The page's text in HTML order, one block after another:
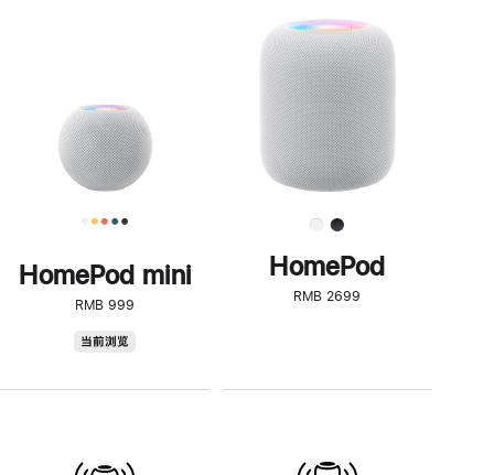
HomePod mini
RMB 999
当前浏览
步
了
解
HomePod<
HomePod
RMB 2699